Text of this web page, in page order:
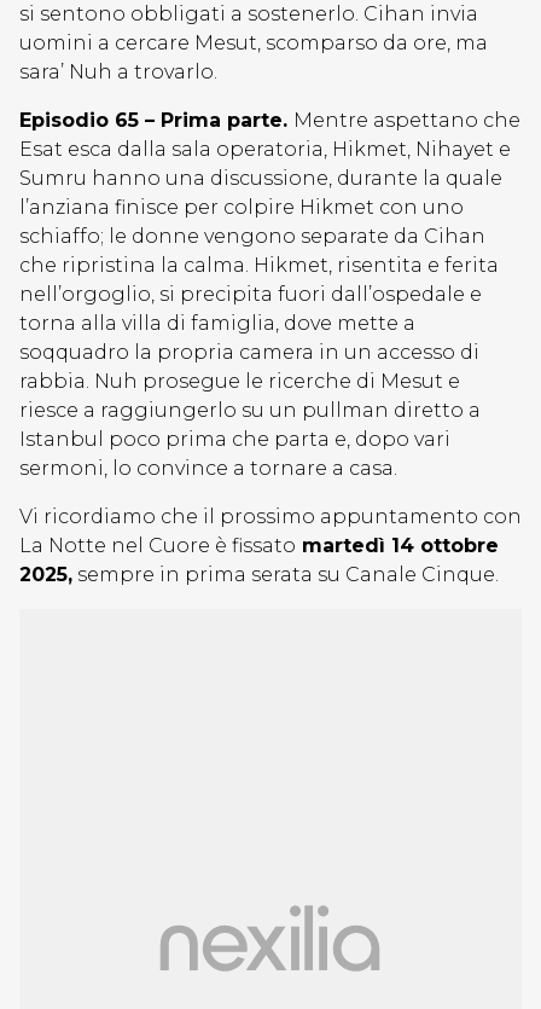
si sentono obbligati a sostenerlo. Cihan invia
uomini a cercare Mesut, scomparso da ore, ma
sara’ Nuh a trovarlo.
Episodio 65 – Prima parte. Mentre aspettano che
Esat esca dalla sala operatoria, Hikmet, Nihayet e
Sumru hanno una discussione, durante la quale
l’anziana finisce per colpire Hikmet con uno
schiaffo; le donne vengono separate da Cihan
che ripristina la calma. Hikmet, risentita e ferita
nell’orgoglio, si precipita fuori dall’ospedale e
torna alla villa di famiglia, dove mette a
soqquadro la propria camera in un accesso di
rabbia. Nuh prosegue le ricerche di Mesut e
riesce a raggiungerlo su un pullman diretto a
Istanbul poco prima che parta e, dopo vari
sermoni, lo convince a tornare a casa.
Vi ricordiamo che il prossimo appuntamento con
La Notte nel Cuore è fissato martedì 14 ottobre
2025, sempre in prima serata su Canale Cinque.